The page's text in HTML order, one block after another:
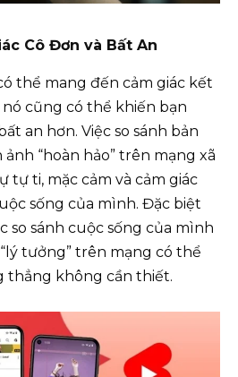
Cô Đơn và Bất An
thể mang đến cảm giác kết
cũng có thể khiến bạn
an hơn. Việc so sánh bản
“hoàn hảo” trên mạng xã
tự ti, mặc cảm và cảm giác
sống của mình. Đặc biệt
so sánh cuộc sống của mình
tưởng” trên mạng có thể
thẳng không cần thiết.